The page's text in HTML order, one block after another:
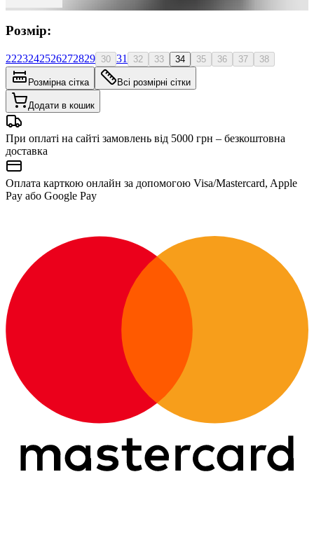
Розмір:
2223242526272829 30 31 32 33 34 35 36 37 38
Розмірна сітка Всі розмірні сітки
Додати в кошик
При оплаті на сайті замовлень від 5000 грн – безкоштовна
доставка
Оплата карткою онлайн за допомогою Visa/Mastercard, Apple
Pay або Google Pay